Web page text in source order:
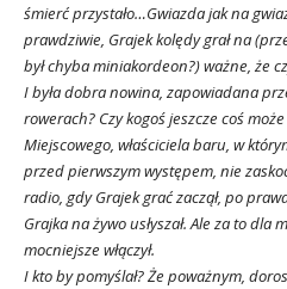
śmierć przystało…Gwiazda jak na
prawdziwie, Grajek kolędy grał na
był chyba miniakordeon?) ważne, że
I była dobra nowina, zapowiadana
rowerach? Czy kogoś jeszcze coś
Miejscowego, właściciela baru, w
przed pierwszym występem, nie
radio, gdy Grajek grać zaczął, po
Grajka na żywo usłyszał. Ale za to dla
mocniejsze włączył.
I kto by pomyślał? Że poważnym,